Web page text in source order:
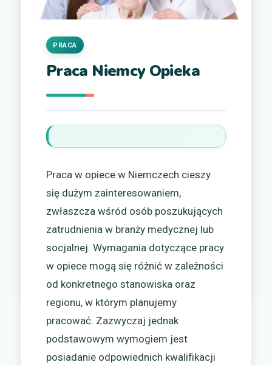
Praca Niemcy Opieka
PRACA
Praca w opiece w Niemczech cieszy
się dużym zainteresowaniem,
zwłaszcza wśród osób poszukujących
zatrudnienia w branży medycznej lub
socjalnej. Wymagania dotyczące pracy
w opiece mogą się różnić w zależności
od konkretnego stanowiska oraz
regionu, w którym planujemy
pracować. Zazwyczaj jednak
podstawowym wymogiem jest
posiadanie odpowiednich kwalifikacji